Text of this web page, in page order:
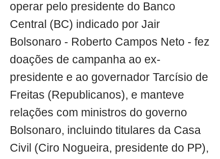
operar pelo presidente do Banco
Central (BC) indicado por Jair
Bolsonaro - Roberto Campos Neto - fez
doações de campanha ao ex-
presidente e ao governador Tarcísio de
Freitas (Republicanos), e manteve
relações com ministros do governo
Bolsonaro, incluindo titulares da Casa
Civil (Ciro Nogueira, presidente do PP),